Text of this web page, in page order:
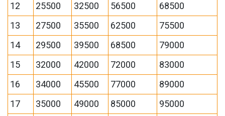
12
25500 32500 56500
68500
13
27500 35500 62500
75500
14
29500 39500 68500
79000
15
32000 42000 72000
83000
16
34000 45500 77000
89000
17
35000 49000 85000
95000